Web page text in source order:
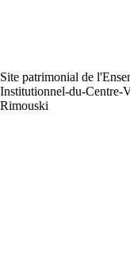
Site patrimonial de
Institutionnel-du-Centre-
Rimouski